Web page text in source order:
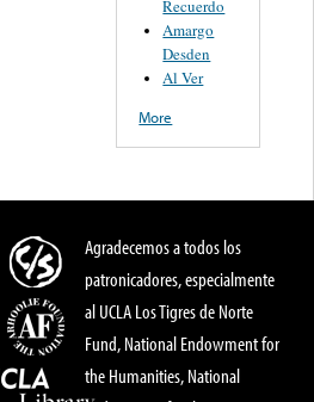
Recuerdo
Amargo
Desden
Al Ver
More
Agradecemos a todos los
patronicadores, especialmente
al UCLA Los Tigres de Norte
Fund, National Endowment for
the Humanities, National